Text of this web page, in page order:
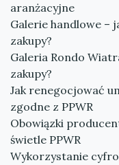
aranżacyjne
Galerie handlowe –
zakupy?
Galeria Rondo
zakupy?
Jak renegocjować
zgodne z PPWR
Obowiązki
świetle PPWR
Wykorzystanie